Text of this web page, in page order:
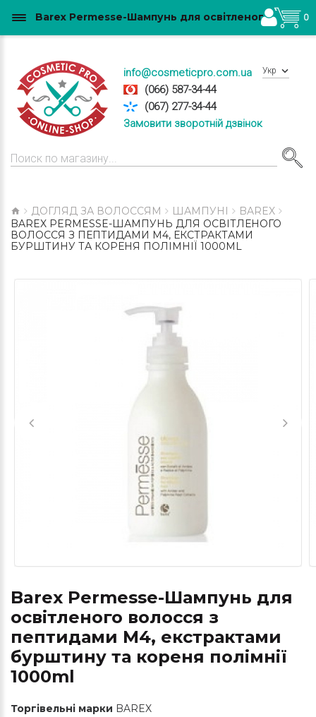
info@cosmeticpro.com.ua
(066) 587-34-44
(067) 277-34-44
Замовити зворотній дзвінок
Укр
0
ДОГЛЯД ЗА ВОЛОССЯМ ШАМПУНІ
BAREX
BAREX PERMESSE-ШАМПУНЬ ДЛЯ ОСВІТЛЕНОГО
ВОЛОССЯ З ПЕПТИДАМИ М4, ЕКСТРАКТАМИ
БУРШТИНУ ТА КОРЕНЯ ПОЛІМНІЇ 1000ML
Barex Permesse-Шампунь для
освітленого волосся з
пептидами М4, екстрактами
бурштину та кореня полімнії
1000ml
Торгівельні марки BAREX
Barex Permesse-Шампунь для освітленого волосся з пептидами М4, екстрактами бурштину та кореня полімнії 1000ml купити в Україні